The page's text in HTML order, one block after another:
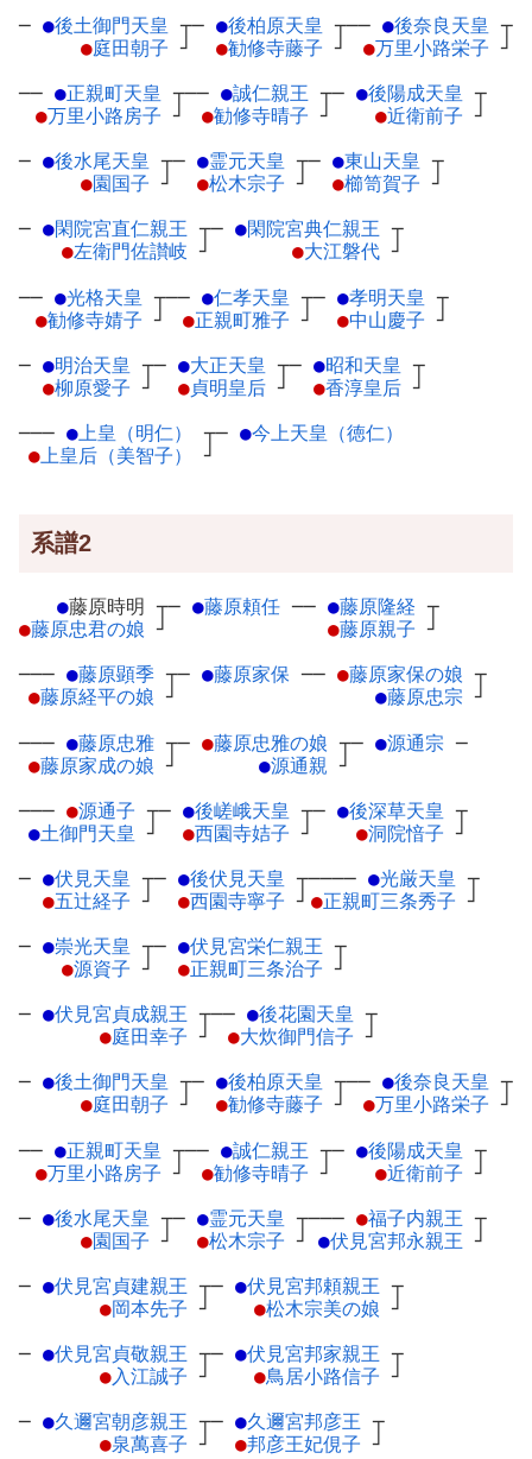
─ ●後土御門天皇 ┬
●庭田朝子 ┘
─ ●後柏原天皇 ┬
●勧修寺藤子 ┘
── ●後奈良天皇 ┬
●万里小路栄子 ┘
── ●正親町天皇 ┬
●万里小路房子 ┘
── ●誠仁親王 ┬
●勧修寺晴子 ┘
─ ●後陽成天皇 ┬
●近衛前子 ┘
─ ●後水尾天皇 ┬
●園国子 ┘
─ ●霊元天皇 ┬
●松木宗子 ┘
─ ●東山天皇 ┬
●櫛笥賀子 ┘
─ ●閑院宮直仁親王 ┬
●左衛門佐讃岐 ┘
─ ●閑院宮典仁親王 ┬
●大江磐代 ┘
── ●光格天皇 ┬
●勧修寺婧子 ┘
── ●仁孝天皇 ┬
●正親町雅子 ┘
─ ●孝明天皇 ┬
●中山慶子 ┘
─ ●明治天皇 ┬
●柳原愛子 ┘
─ ●大正天皇 ┬
●貞明皇后 ┘
─ ●昭和天皇 ┬
●香淳皇后 ┘
─── ●上皇（明仁）
┬
●上皇后（美智子） ┘
─ ●今上天皇（徳仁）
系譜2
●藤原時明 ┬
●藤原忠君の娘 ┘
─ ●藤原頼任 ── ●藤原隆経 ┬
●藤原親子 ┘
─── ●藤原顕季 ┬
●藤原経平の娘 ┘
─ ●藤原家保 ── ●藤原家保の娘 ┬
●藤原忠宗 ┘
─── ●藤原忠雅 ┬
●藤原家成の娘 ┘
─ ●藤原忠雅の娘 ┬
●源通親 ┘
─ ●源通宗 ─
─── ●源通子 ┬
●土御門天皇 ┘
─ ●後嵯峨天皇 ┬
●西園寺姞子 ┘
─ ●後深草天皇 ┬
●洞院愔子 ┘
─ ●伏見天皇 ┬
●五辻経子 ┘
─ ●後伏見天皇 ┬
●西園寺寧子 ┘
──── ●光厳天皇 ┬
●正親町三条秀子 ┘
─ ●崇光天皇 ┬
●源資子 ┘
─ ●伏見宮栄仁親王 ┬
●正親町三条治子 ┘
─ ●伏見宮貞成親王 ┬
●庭田幸子 ┘
── ●後花園天皇 ┬
●大炊御門信子 ┘
─ ●後土御門天皇 ┬
●庭田朝子 ┘
─ ●後柏原天皇 ┬
●勧修寺藤子 ┘
── ●後奈良天皇 ┬
●万里小路栄子 ┘
── ●正親町天皇 ┬
●万里小路房子 ┘
── ●誠仁親王 ┬
●勧修寺晴子 ┘
─ ●後陽成天皇 ┬
●近衛前子 ┘
─ ●後水尾天皇 ┬
●園国子 ┘
─ ●霊元天皇 ┬
●松木宗子 ┘
─── ●福子内親王 ┬
●伏見宮邦永親王 ┘
─ ●伏見宮貞建親王 ┬
●岡本先子 ┘
─ ●伏見宮邦頼親王 ┬
●松木宗美の娘 ┘
─ ●伏見宮貞敬親王 ┬
●入江誠子 ┘
─ ●伏見宮邦家親王 ┬
●鳥居小路信子 ┘
─ ●久邇宮朝彦親王 ┬
●泉萬喜子 ┘
─ ●久邇宮邦彦王 ┬
●邦彦王妃俔子 ┘